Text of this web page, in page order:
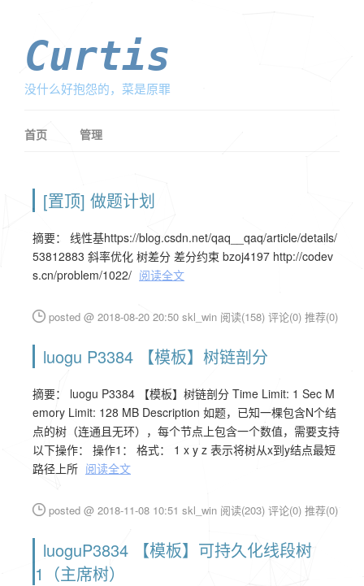
Curtis
没什么好抱怨的，菜是原罪
首页 管理
[置顶] 做题计划
摘要： 线性基https://blog.csdn.net/qaq__qaq/article/details/
53812883 斜率优化 树差分 差分约束 bzoj4197 http://codev
s.cn/problem/1022/ 阅读全文
posted @ 2018-08-20 20:50 skl_win 阅读(158) 评论(0) 推荐(0)
luogu P3384 【模板】树链剖分
摘要： luogu P3384 【模板】树链剖分 Time Limit: 1 Sec M
emory Limit: 128 MB Description 如题，已知一棵包含N个结
点的树（连通且无环），每个节点上包含一个数值，需要支持
以下操作： 操作1： 格式： 1 x y z 表示将树从x到y结点最短
路径上所 阅读全文
posted @ 2018-11-08 10:51 skl_win 阅读(203) 评论(0) 推荐(0)
luoguP3834 【模板】可持久化线段树
1（主席树）